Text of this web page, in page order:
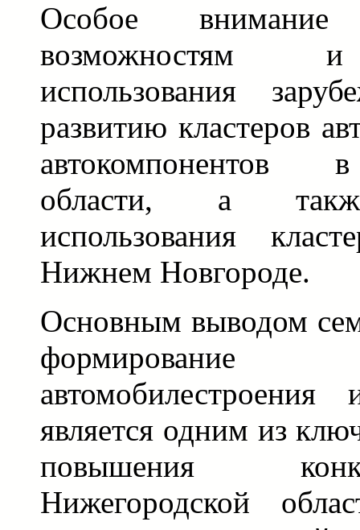
Особое
возможностям и
использования
развитию кластеров
автокомпонентов
области, а
использования
Нижнем Новгороде.
Основным выводом
автомобилестроения
является одним из
повышения
Нижегородской